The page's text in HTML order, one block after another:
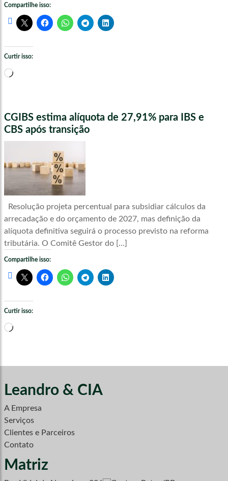
Compartilhe isso:
Curtir isso:
Carregando...
CGIBS estima alíquota de 27,91% para IBS e
CBS após transição
Resolução projeta percentual para subsidiar cálculos da
arrecadação e do orçamento de 2027, mas definição da
alíquota definitiva seguirá o processo previsto na reforma
tributária. O Comitê Gestor do […]
Compartilhe isso:
Curtir isso:
Carregando...
Leandro & CIA
A Empresa
Serviços
Clientes e Parceiros
Contato
Matriz